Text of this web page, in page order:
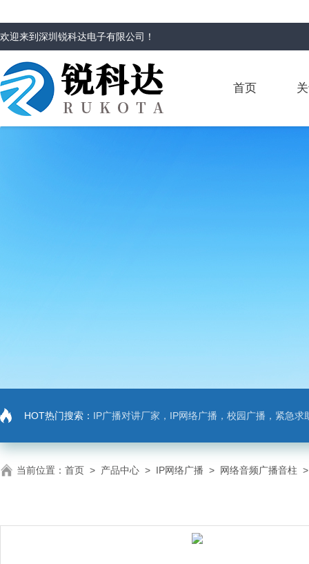
欢迎来到深圳锐科达电子有限公司 ！
首页
HOT热门搜索： IP广播对讲厂家，IP网络广播，校园广播，紧急求助，IP广播对讲系
当前位置： 首页 > 产品中心 > IP网络广播 > 网络音频广播音柱